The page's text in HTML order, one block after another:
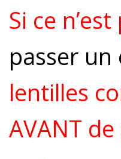
Si ce
passer un
lentilles
AVANT